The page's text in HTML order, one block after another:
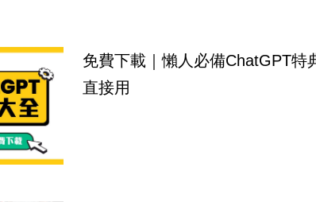
免費下載｜懶人必備ChatGPT特
直接用